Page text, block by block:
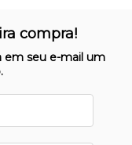
compra!
em seu e-mail um